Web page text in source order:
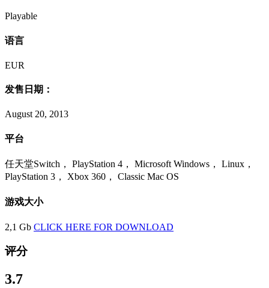
Playable
语言
EUR
发售日期：
August 20, 2013
平台
任天堂Switch， PlayStation 4， Microsoft Windows， Linux，
PlayStation 3， Xbox 360， Classic Mac OS
游戏大小
2,1 Gb CLICK HERE FOR DOWNLOAD
评分
3.7